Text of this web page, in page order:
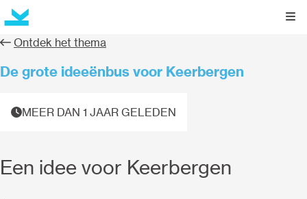
Ontdek het thema
De grote ideeënbus voor Keerbergen
MEER DAN 1 JAAR GELEDEN
Een idee voor Keerbergen